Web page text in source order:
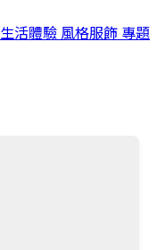
生活體驗 風格服飾 專題